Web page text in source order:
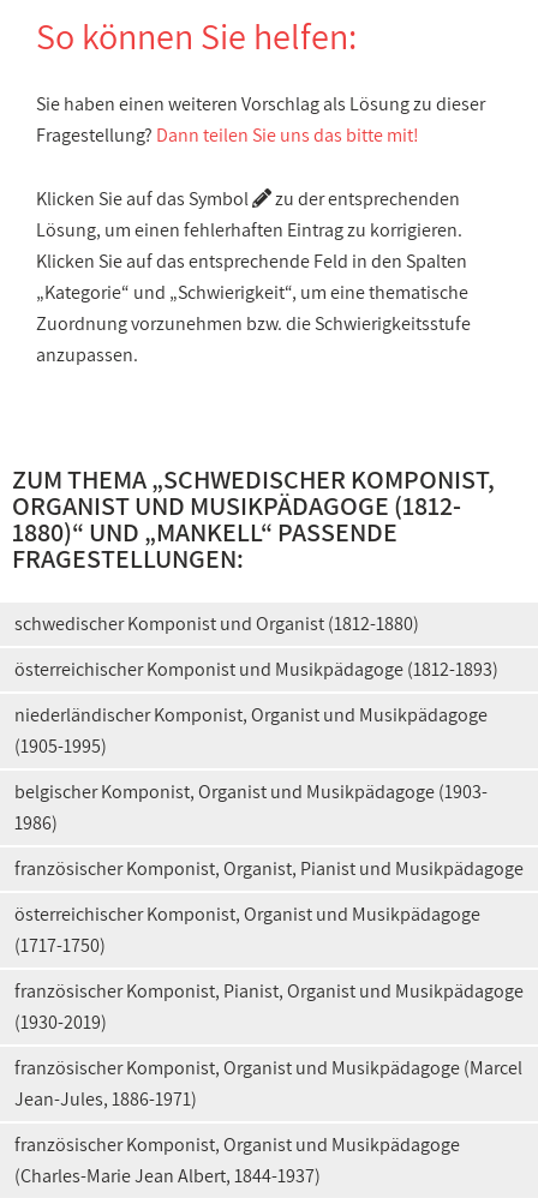
So können Sie helfen:
Sie haben einen weiteren Vorschlag als Lösung zu dieser
Fragestellung? Dann teilen Sie uns das bitte mit!
Klicken Sie auf das Symbol
zu der entsprechenden
Lösung, um einen fehlerhaften Eintrag zu korrigieren.
Klicken Sie auf das entsprechende Feld in den Spalten
„Kategorie“ und „Schwierigkeit“, um eine thematische
Zuordnung vorzunehmen bzw. die Schwierigkeitsstufe
anzupassen.
ZUM THEMA „SCHWEDISCHER KOMPONIST,
ORGANIST UND MUSIKPÄDAGOGE (1812-
1880)“ UND „MANKELL“ PASSENDE
FRAGESTELLUNGEN:
schwedischer Komponist und Organist (1812-1880)
österreichischer Komponist und Musikpädagoge (1812-1893)
niederländischer Komponist, Organist und Musikpädagoge
(1905-1995)
belgischer Komponist, Organist und Musikpädagoge (1903-
1986)
französischer Komponist, Organist, Pianist und Musikpädagoge
österreichischer Komponist, Organist und Musikpädagoge
(1717-1750)
französischer Komponist, Pianist, Organist und Musikpädagoge
(1930-2019)
französischer Komponist, Organist und Musikpädagoge (Marcel
Jean-Jules, 1886-1971)
französischer Komponist, Organist und Musikpädagoge
(Charles-Marie Jean Albert, 1844-1937)